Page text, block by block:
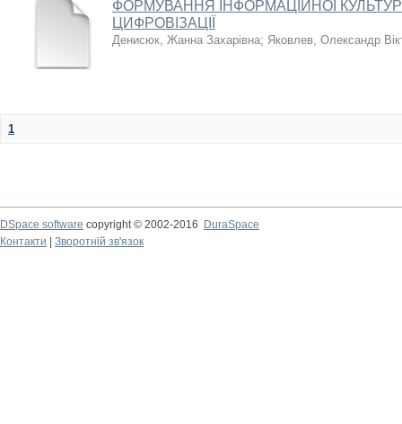
ФОРМУВАННЯ ІНФОРМАЦІЙНОЇ
ЦИФРОВІЗАЦІЇ
Денисюк, Жанна Захарівна; Яковлев, Олександр
1
DSpace software copyright © 2002-2016
DuraSpace
Контакти
Зворотній зв'язок